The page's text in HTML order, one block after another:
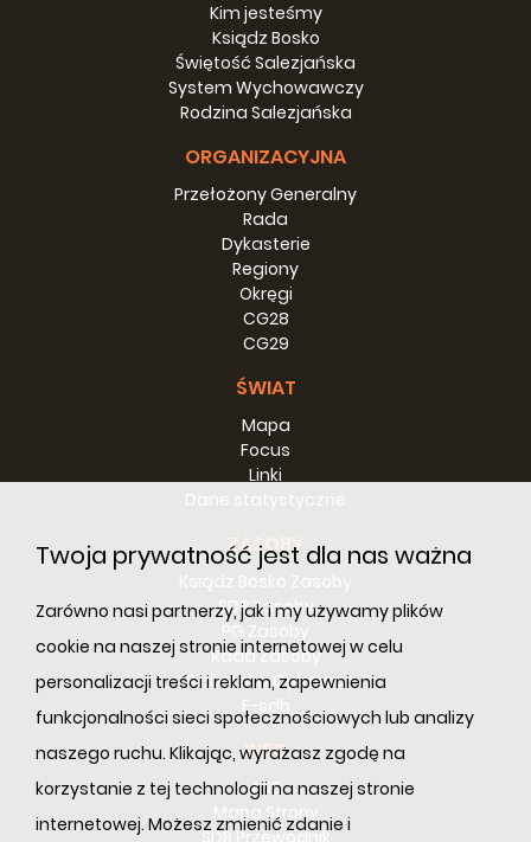
Twoja prywatność jest dla nas ważna
Zarówno nasi partnerzy, jak i my używamy plików
cookie na naszej stronie internetowej w celu
personalizacji treści i reklam, zapewnienia
funkcjonalności sieci społecznościowych lub analizy
naszego ruchu. Klikając, wyrażasz zgodę na
korzystanie z tej technologii na naszej stronie
internetowej. Możesz zmienić zdanie i
Kim jesteśmy
Ksiądz Bosko
Świętość Salezjańska
System Wychowawczy
Rodzina Salezjańska
ORGANIZACYJNA
Przełożony Generalny
Rada
Dykasterie
Regiony
Okręgi
CG28
CG29
ŚWIAT
Mapa
Focus
Linki
ZASOBY
SDB Zasoby
Rada Zasoby
Bibilioteka Cyfrowa
E-sdb
INFO
ANS
Mapa Strony
SDB Przewodnik